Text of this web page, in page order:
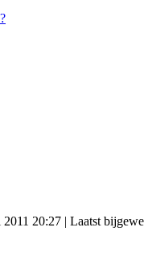
2011 20:27 | Laatst